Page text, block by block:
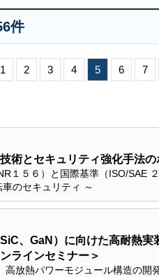
件
1 2 3 4 5 6 7
術とセキュリティ強化手法
１５６）と国際基準（ISO/SAE
のセキュリティ ～
、GaN）に向けた高耐熱
ラインセミナー＞
高放熱パワーモジュール構造の